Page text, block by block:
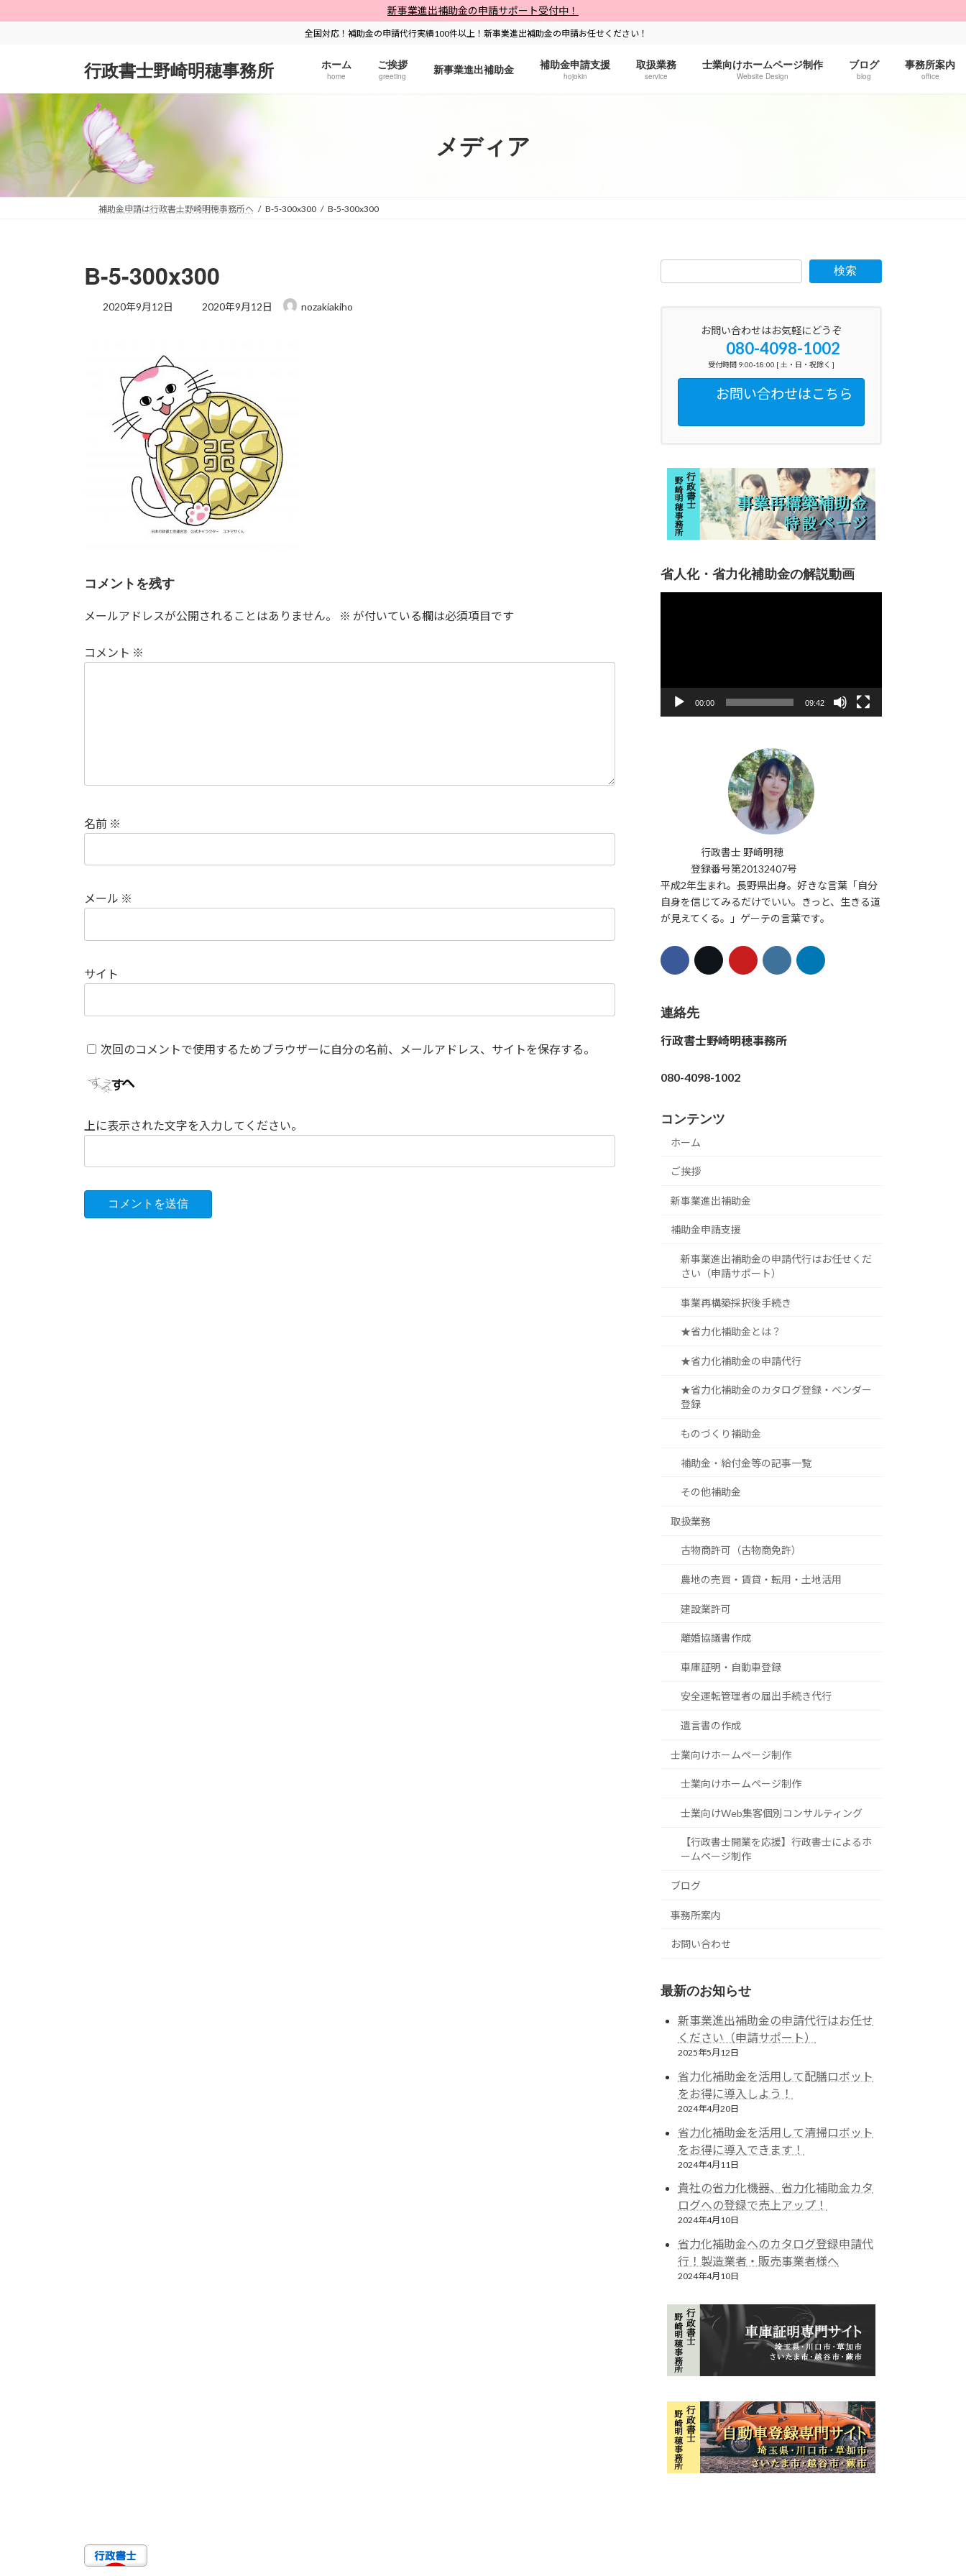
ン
へ
キ
ッ
ビ
ョ
に
移
新事業進出補助金の申請サポート受付中！
全国対応！補助金の申請代行実績100件以上！新事業進出補助金の申請お任せください！
行政書士野崎明穂事務所 ホーム
home
ご挨拶
greeting 新事業進出補助金 補助金申請支援
hojokin
取扱業務
service
士業向けホームページ制作
Website Design
ブログ
blog
事務所案内
office
メディア
補助金申請は行政書士野崎明穂事務所へ B-5-300x300 B-5-300x300
B-5-300x300
2020年9月12日
最
時
:
2020年9月12日 nozakiakiho
コメントを残す
メールアドレスが公開されることはありません。 ※ が付いている欄は必須項目です
コメント ※
名前 ※
メール ※
サイト
次回のコメントで使用するためブラウザーに自分の名前、メールアドレス、サイトを保存する。
上に表示された文字を入力してください。
検索
お問い合わせはお気軽にどうぞ
080-4098-1002
受付時間 9:00-18:00 [ 土・日・祝除く ]
お問い合わせはこちら
省人化・省力化補助金の解説動画
ヤ
00:00 09:42
行政書士 野崎明穂
登録番号第20132407号
平成2年生まれ。長野県出身。好きな言葉「自分
自身を信じてみるだけでいい。きっと、生きる道
が見えてくる。」ゲーテの言葉です。
連絡先
行政書士野崎明穂事務所
080-4098-1002
コンテンツ
ホーム
ご挨拶
新事業進出補助金
補助金申請支援
新事業進出補助金の申請代行はお任せくだ
さい（申請サポート）
事業再構築採択後手続き
★省力化補助金とは？
★省力化補助金の申請代行
★省力化補助金のカタログ登録・ベンダー
登録
ものづくり補助金
補助金・給付金等の記事一覧
その他補助金
取扱業務
古物商許可（古物商免許）
農地の売買・賃貸・転用・土地活用
建設業許可
離婚協議書作成
車庫証明・自動車登録
安全運転管理者の届出手続き代行
遺言書の作成
士業向けホームページ制作
士業向けホームページ制作
士業向けWeb集客個別コンサルティング
【行政書士開業を応援】行政書士によるホ
ームページ制作
ブログ
事務所案内
お問い合わせ
最新のお知らせ
新事業進出補助金の申請代行はお任せ
ください（申請サポート）
2025年5月12日
省力化補助金を活用して配膳ロボット
をお得に導入しよう！
2024年4月20日
省力化補助金を活用して清掃ロボット
をお得に導入できます！
2024年4月11日
貴社の省力化機器、省力化補助金カタ
ログへの登録で売上アップ！
2024年4月10日
省力化補助金へのカタログ登録申請代
行！製造業者・販売事業者様へ
2024年4月10日